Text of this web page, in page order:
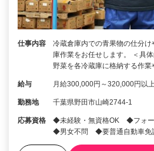
仕事内容
冷蔵倉庫内での青果物の仕分
庫作業をお任せします。 ＜具
野菜を各冷蔵庫に格納する作
給与 月給300,000円～320,000円
勤務地 千葉県野田市山崎2744-1
応募資格
◆未経験・無資格OK ◆フォ
◆男女不問 ◆要普通自動車免